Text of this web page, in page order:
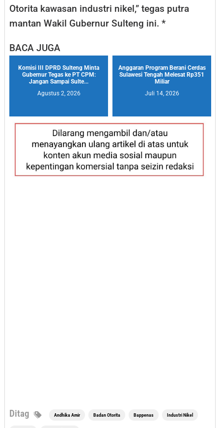
Otorita kawasan industri nikel,” tegas putra
mantan Wakil Gubernur Sulteng ini. *
BACA JUGA
Komisi III DPRD Sulteng Minta
Gubernur Tegas ke PT CPM:
Jangan Sampai Sulte...
Agustus 2, 2026
Anggaran Program Berani Cerdas
Sulawesi Tengah Melesat Rp351
Miliar
Juli 14, 2026
Ditag Andhika Amir Badan Otorita Bappenas Industri Nikel